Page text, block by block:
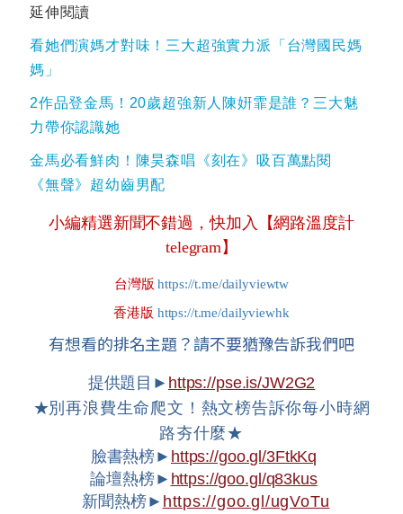
延伸閱讀
看她們演媽才對味！三大超強實力派「台灣國民媽
媽」
2作品登金馬！20歲超強新人陳姸霏是誰？三大魅
力帶你認識她
金馬必看鮮肉！陳昊森唱《刻在》吸百萬點閱
《無聲》超幼齒男配
小編精選新聞不錯過，快加入【網路溫度計
telegram】
台灣版 https://t.me/dailyviewtw
香港版 https://t.me/dailyviewhk
有想看的排名主題？請不要猶豫告訴我們吧
提供題目► https://pse.is/JW2G2
★別再浪費生命爬文！熱文榜告訴你每小時網
路夯什麼★
臉書熱榜► https://goo.gl/3FtkKq
論壇熱榜► https://goo.gl/q83kus
新聞熱榜► https://goo.gl/ugVoTu